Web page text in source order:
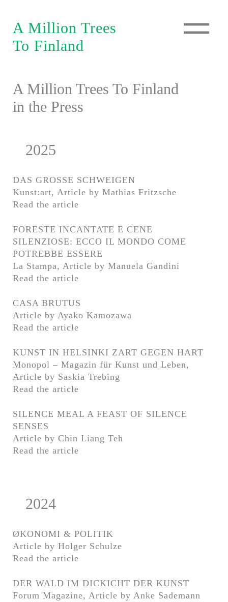
A Million Trees
To Finland
Seedling Events
Tree Seminar
The Green Train
Silence Meal
How to get involved?
Shop
Contact
Press
Newsletter Imprint
A Million Trees
To Finland
A Million Trees To Finland
in the Press
2025
DAS GROSSE SCHWEIGEN
Kunst:art, Article by Mathias Fritzsche
Read the article
FORESTE INCANTATE E CENE
SILENZIOSE: ECCO IL MONDO COME
POTREBBE ESSERE
La Stampa, Article by Manuela Gandini
Read the article
CASA BRUTUS
Article by Ayako Kamozawa
Read the article
KUNST IN HELSINKI ZART GEGEN HART
Monopol – Magazin für Kunst und Leben,
Article by Saskia Trebing
Read the article
SILENCE MEAL A FEAST OF SILENCE
SENSES
Article by Chin Liang Teh
Read the article
2024
ØKONOMI & POLITIK
Article by Holger Schulze
Read the article
DER WALD IM DICKICHT DER KUNST
Forum Magazine, Article by Anke Sademann
Seedling Events
The Green Train
Partners
How to get involved?
Contact
Press
Newsletter Imprint Privacy